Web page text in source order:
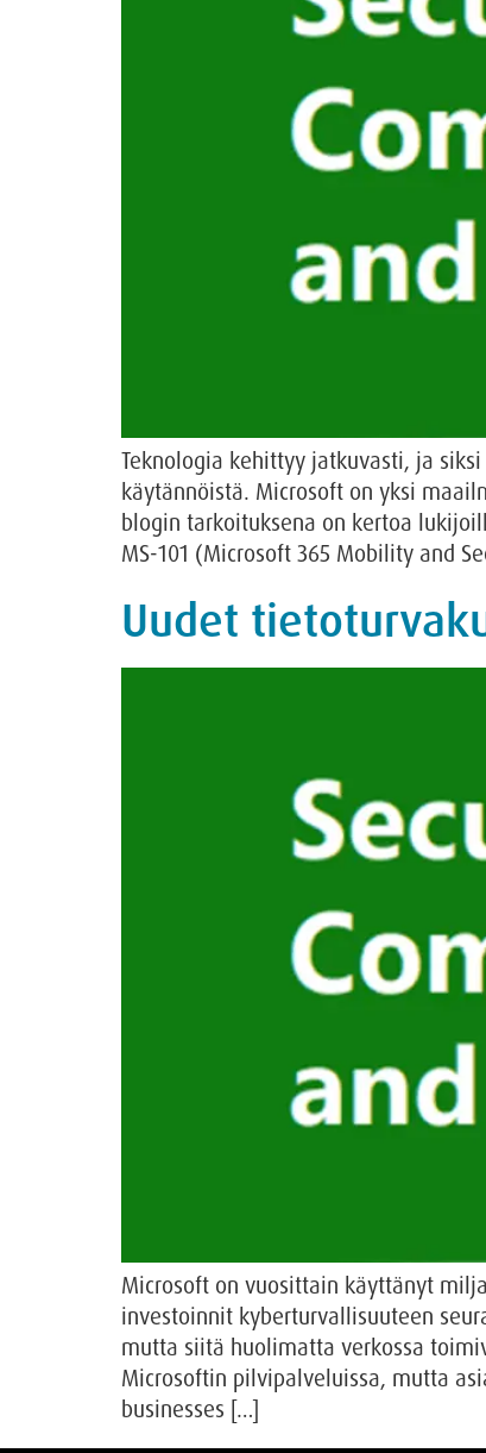
Teknologia kehittyy jatkuvasti, ja
käytännöistä. Microsoft on yksi
blogin tarkoituksena on kertoa
MS-101 (Microsoft 365 Mobility and
Uudet
Microsoft on vuosittain käyttänyt
investoinnit kyberturvallisuuteen
mutta siitä huolimatta verkossa
Microsoftin pilvipalveluissa, mutta
businesses […]